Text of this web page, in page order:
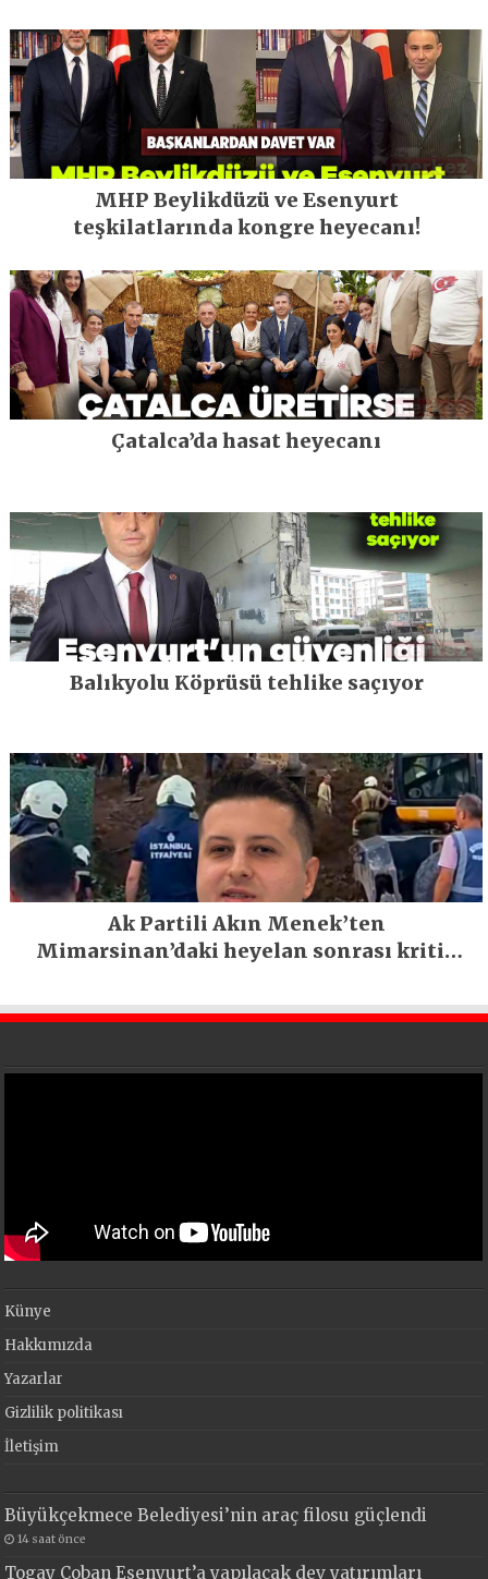
MHP Beylikdüzü ve Esenyurt
teşkilatlarında kongre heyecanı!
Çatalca’da hasat heyecanı
Balıkyolu Köprüsü tehlike saçıyor
Ak Partili Akın Menek’ten
Mimarsinan’daki heyelan sonrası kritik
Künye
Hakkımızda
Yazarlar
Gizlilik politikası
İletişim
Büyükçekmece Belediyesi’nin araç filosu güçlendi
14 saat önce
Togay Çoban Esenyurt’a yapılacak dev yatırımları